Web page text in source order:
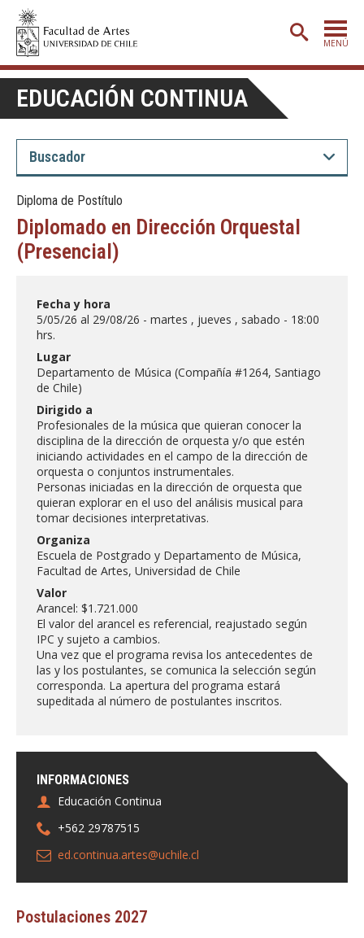
MENÚ
PORTADA
ADMISIÓN
CARRERAS
FACULTAD
Estudiantes
Académicas/os Egresadas/os
EDUCACIÓN CONTINUA
Diploma de Postítulo
Diplomado en Dirección Orquestal
(Presencial)
INFORMACIONES
Educación Continua
+562 29787515
ed.continua.artes@uchile.cl
Fecha y hora
5/05/26 al 29/08/26 - martes , jueves , sabado - 18:00
hrs.
Lugar
Departamento de Música (Compañía #1264, Santiago
de Chile)
Dirigido a
Profesionales de la música que quieran conocer la
disciplina de la dirección de orquesta y/o que estén
iniciando actividades en el campo de la dirección de
orquesta o conjuntos instrumentales.
Personas iniciadas en la dirección de orquesta que
quieran explorar en el uso del análisis musical para
tomar decisiones interpretativas.
Organiza
Escuela de Postgrado y Departamento de Música,
Facultad de Artes, Universidad de Chile
Valor
Arancel: $1.721.000
El valor del arancel es referencial, reajustado según
IPC y sujeto a cambios.
Una vez que el programa revisa los antecedentes de
las y los postulantes, se comunica la selección según
corresponda. La apertura del programa estará
supeditada al número de postulantes inscritos.
Postulaciones 2027